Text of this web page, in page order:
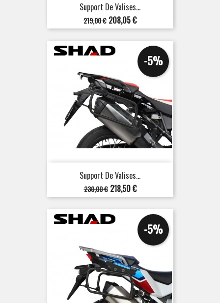
Support De Valises...
Prix
de
base
219,00 € Prix
208,05 €
Support De Valises...
Prix
de
base
230,00 €
-5%
Prix
218,50 €
-5%